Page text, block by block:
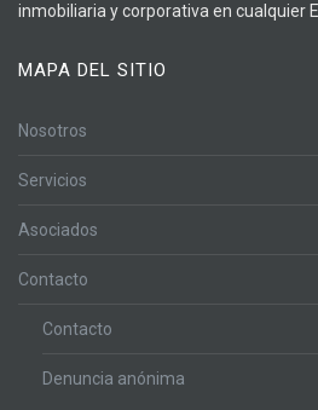
inmobiliaria y corporativa en cualquier
MAPA DEL SITIO
Nosotros
Servicios
Asociados
Contacto
Contacto
Denuncia anónima